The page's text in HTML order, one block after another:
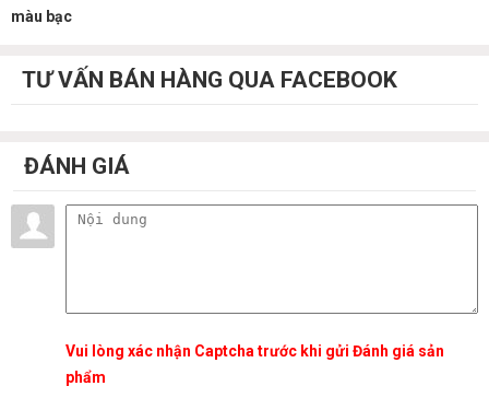
màu bạc
TƯ VẤN BÁN HÀNG QUA FACEBOOK
ĐÁNH GIÁ
Vui lòng xác nhận Captcha trước khi gửi Đánh giá sản
phẩm